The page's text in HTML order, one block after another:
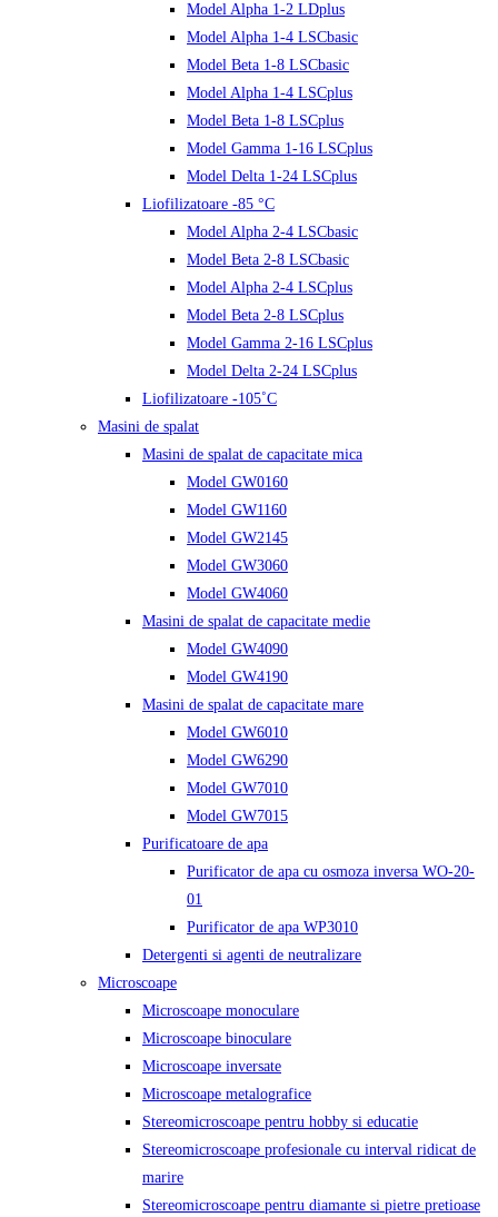
Model Alpha 1-2 LDplus
Model Alpha 1-4 LSCbasic
Model Beta 1-8 LSCbasic
Model Alpha 1-4 LSCplus
Model Beta 1-8 LSCplus
Model Gamma 1-16 LSCplus
Model Delta 1-24 LSCplus
Liofilizatoare -85 °C
Model Alpha 2-4 LSCbasic
Model Beta 2-8 LSCbasic
Model Alpha 2-4 LSCplus
Model Beta 2-8 LSCplus
Model Gamma 2-16 LSCplus
Model Delta 2-24 LSCplus
Liofilizatoare -105˚C
Masini de spalat
Masini de spalat de capacitate mica
Model GW0160
Model GW1160
Model GW2145
Model GW3060
Model GW4060
Masini de spalat de capacitate medie
Model GW4090
Model GW4190
Masini de spalat de capacitate mare
Model GW6010
Model GW6290
Model GW7010
Model GW7015
Purificatoare de apa
Purificator de apa cu osmoza inversa WO-20-
01
Purificator de apa WP3010
Detergenti si agenti de neutralizare
Microscoape
Microscoape monoculare
Microscoape binoculare
Microscoape inversate
Microscoape metalografice
Stereomicroscoape pentru hobby si educatie
Stereomicroscoape profesionale cu interval ridicat de
marire
Stereomicroscoape pentru diamante si pietre pretioase